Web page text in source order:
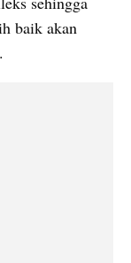
baik akan